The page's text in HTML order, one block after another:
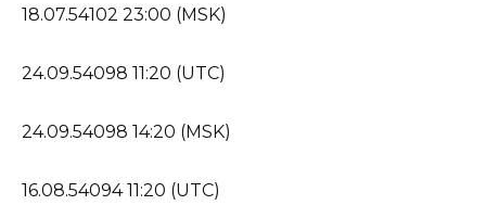
18.07.54102 23:00 (MSK)
24.09.54098 11:20 (UTC)
24.09.54098 14:20 (MSK)
16.08.54094 11:20 (UTC)